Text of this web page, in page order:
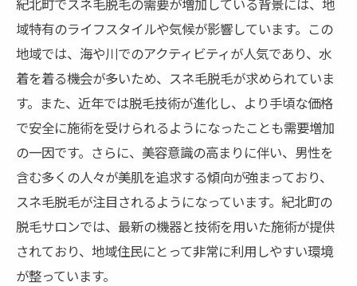
経済的負担を抑える脱毛プラン
脱毛施術の流れとスムーズに進めるための準備
予約から施術までのステップ解説
カウンセリングで確認すべきポイント
施術前に行うべき準備とは
施術中に注意したいこと
スムーズな施術のためのアドバイス
初めての脱毛施術体験談
紀北町でおすすめの脱毛サロン肌に優しい施術
を求めて
紀北町でスネ毛脱毛の需要が増加している背景には、地
域特有のライフスタイルや気候が影響しています。この
地域では、海や川でのアクティビティが人気であり、水
着を着る機会が多いため、スネ毛脱毛が求められていま
す。また、近年では脱毛技術が進化し、より手頃な価格
で安全に施術を受けられるようになったことも需要増加
の一因です。さらに、美容意識の高まりに伴い、男性を
含む多くの人々が美肌を追求する傾向が強まっており、
スネ毛脱毛が注目されるようになっています。紀北町の
脱毛サロンでは、最新の機器と技術を用いた施術が提供
されており、地域住民にとって非常に利用しやすい環境
が整っています。